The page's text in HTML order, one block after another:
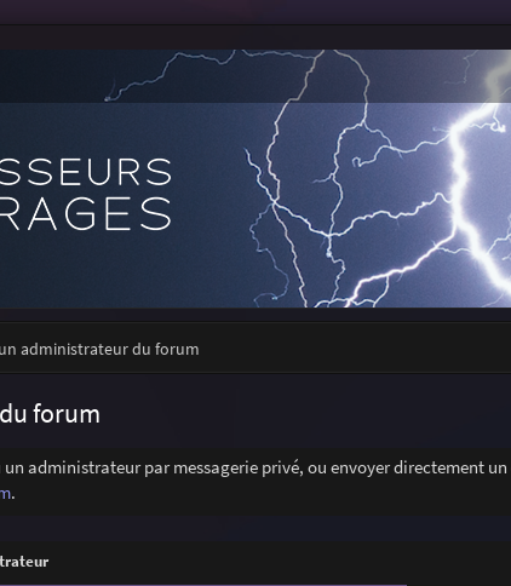
administrateur du forum
forum
administrateur par messagerie privé, ou envoyer directement
.